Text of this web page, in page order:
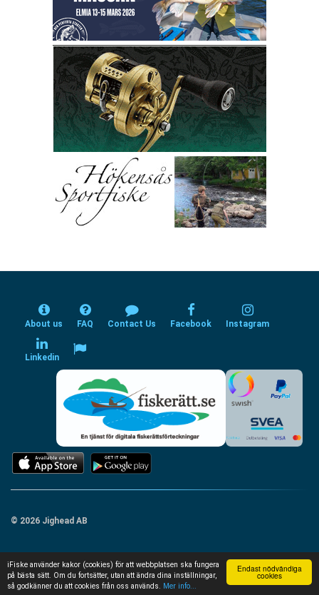
Endast nödvändiga
cookies
iFiske använder kakor (cookies) för att webbplatsen ska fungera
på bästa sätt. Om du fortsätter, utan att ändra dina inställningar,
så godkänner du att cookies från oss används.
Mer info...
About us FAQ Contact Us Facebook Instagram
Linkedin
© 2026 Jighead AB